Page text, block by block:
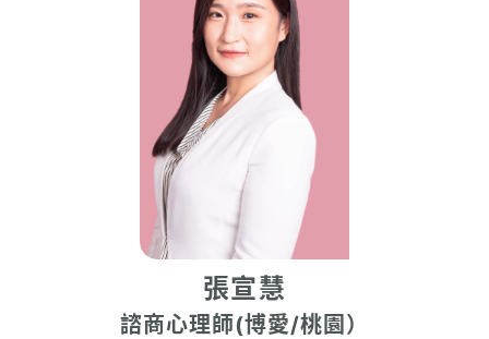
張宣慧
諮商心理師(博愛/桃園）